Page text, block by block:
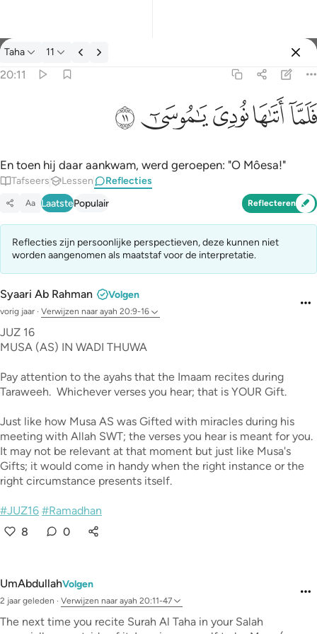
Reflecties: Taha 20:11
Taha 11
20:11
فَلَمَّآ أَتَىٰهَا نُودِىَ يَـٰمُوسَىٰٓ ١١
ﲵﲶﲷﲸﲹ
En toen hij daar aankwam, werd geroepen: "O Môesa!"
Tafseers Lessen Reflecties
Aa LaatstePopulair Reflecteren
Reflecties zijn persoonlijke perspectieven, deze kunnen niet
worden aangenomen als maatstaf voor de interpretatie.
Syaari Ab Rahman Volgen
vorig jaar · Verwijzen naar ayah 20:9-16
JUZ 16
MUSA (AS) IN WADI THUWA
Pay attention to the ayahs that the Imaam recites during
Taraweeh. Whichever verses you hear; that is YOUR Gift.
Just like how Musa AS was Gifted with miracles during his
meeting with Allah SWT; the verses you hear is meant for you.
It may not be relevant at that moment but just like Musa's
Gifts; it would come in handy when the right instance or the
right circumstance presents itself.
#JUZ16 #Ramadhan
8
0
UmAbdullahVolgen
2 jaar geleden · Verwijzen naar ayah 20:11-47
The next time you recite Surah Al Taha in your Salah